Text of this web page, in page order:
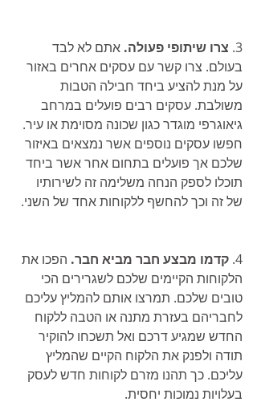
3. צרו שיתופי פעולה. אתם לא לבד
בעולם. צרו קשר עם עסקים אחרים באזור
על מנת להציע ביחד חבילה הטבות
משולבת. עסקים רבים פועלים במרחב
גיאוגרפי מוגדר כגון שכונה מסוימת או עיר.
חפשו עסקים נוספים אשר נמצאים באיזור
שלכם אך פועלים בתחום אחר אשר ביחד
תוכלו לספק הנחה משלימה זה לשירותיו
של זה וכך להחשף ללקוחות אחד של השני.
4. קדמו מבצע חבר מביא חבר. הפכו את
הלקוחות הקיימים שלכם לשגרירים הכי
טובים שלכם. תמרצו אותם להמליץ עליכם
לחבריהם בעזרת מתנה או הטבה ללקוח
החדש שמגיע דרכם ואל תשכחו להוקיר
תודה ולפנק את הלקוח הקיים שהמליץ
עליכם. כך תהנו מזרם לקוחות חדש לעסק
בעלויות נמוכות יחסית.